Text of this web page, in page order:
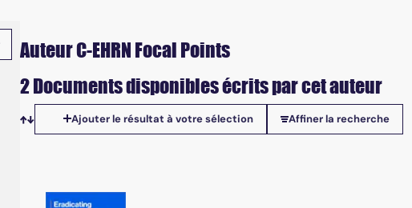
Auteur C-EHRN Focal Points
2 Documents disponibles écrits par cet auteur
Tris disponibles
Ajouter le résultat à votre sélection Affiner la recherche